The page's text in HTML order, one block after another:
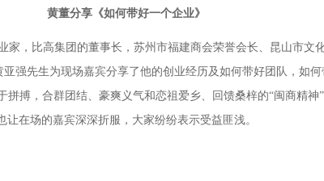
黄董分享《如何带好一个企业》
比高集团的董事长，苏州市福建商会荣誉会长、昆山市文化
强先生为现场嘉宾分享了他的创业经历及如何带好团队，如
搏，合群团结、豪爽义气和恋祖爱乡、回馈桑梓的“闽商精神
让在场的嘉宾深深折服，大家纷纷表示受益匪浅。